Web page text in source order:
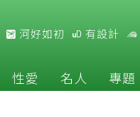
河好如初 有設計
性愛 名人 專題